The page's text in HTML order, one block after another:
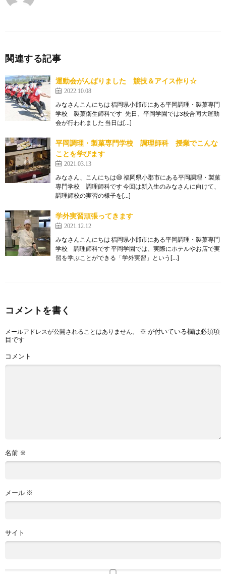
関連する記事
運動会がんばりました 競技＆アイス作り☆
2022.10.08
みなさんこんにちは 福岡県小郡市にある平岡調理・製菓専門
学校 製菓衛生師科です 先日、平岡学園では3校合同大運動
会が行われました 当日は[…]
平岡調理・製菓専門学校 調理師科 授業でこんな
ことを学びます
2021.03.13
みなさん、こんにちは😄 福岡県小郡市にある平岡調理・製菓
専門学校 調理師科です 今回は新入生のみなさんに向けて、
調理師校の実習の様子を[…]
学外実習頑張ってきます
2021.12.12
みなさんこんにちは 福岡県小郡市にある平岡調理・製菓専門
学校 調理師科です 平岡学園では、実際にホテルやお店で実
習を学ぶことができる「学外実習」という[…]
コメントを書く
メールアドレスが公開されることはありません。 ※ が付いている欄は必須項
目です
コメント
名前 ※
メール ※
サイト